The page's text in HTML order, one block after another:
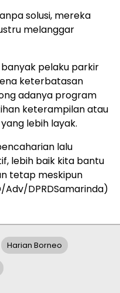
solusi, mereka
melanggar
pelaku parkir
keterbatasan
adanya program
keterampilan atau
lebih layak.
lalu
lebih baik kita bantu
tetap meskipun
Adv/DPRDSamarinda)
Harian Borneo